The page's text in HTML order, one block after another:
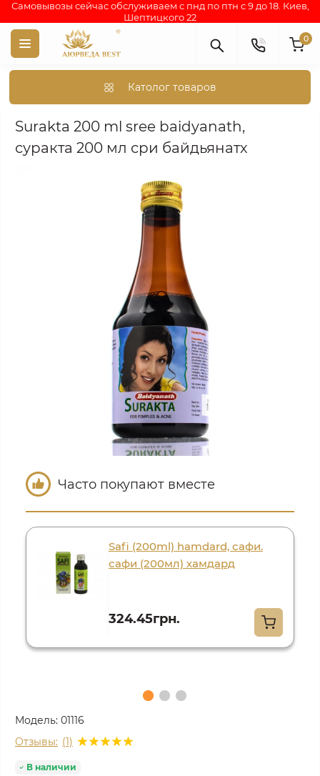
Самовывозы сейчас обслуживаем с пнд по птн с 9 до 18. Киев,
Шептицкого 22
0
Католог товаров
Аюрведа каталог индийских товаров АЮРВЕДИЧЕСКИЕ
Surakta 200 ml sree baidyanath,
суракта 200 мл сри байдьянатх
Часто покупают вместе
Safi (200ml) hamdard, сафи.
сафи (200мл) хамдард
324.45грн.
Модель: 01116
Отзывы: (1)
В наличии